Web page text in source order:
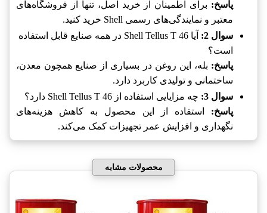
پاسخ: برای اطمینان از خرید اصل، تنها از فروشگاه‌های
معتبر و نمایندگی‌های رسمی Shell خرید کنید.
سوال 2:
آیا Shell Tellus T 46 در همه صنایع قابل استفاده
است؟
پاسخ: بله، این روغن در بسیاری از صنایع همچون معدن،
ساختمانی و تولیدی کاربرد دارد.
سوال 3:
چه مزایایی استفاده از Shell Tellus T 46 دارد؟
پاسخ: استفاده از این محصول به کاهش هزینه‌های
نگهداری و افزایش عمر تجهیزات کمک می‌کند.
محصولات مشابه